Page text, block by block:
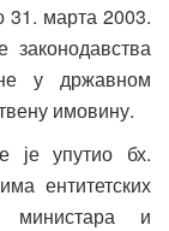
31. марта 2003.
законодавства
у државном
имовину.
је упутио бх.
ентитетских
министара и